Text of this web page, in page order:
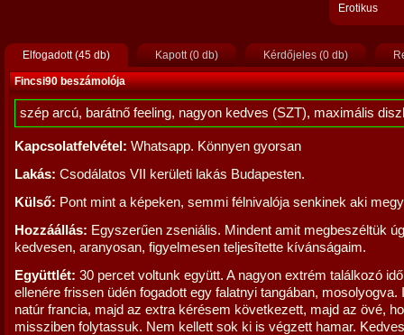
Erotikus
Elfogadott (45 db) Kapott (0 db) Kérdőjeles (0 db)
Fincsi90 beszámolója
szép arcú, barátnő feeling, nagyon kedves (SZT), maximális
Kapcsolatfelvétel: Whatsapp. Könnyen gyorsan
Lakás: Csodálatos VII kerületi lakás Budapesten.
Külső: Pont mint a képeken, semmi félnivalója senkinek aki
Hozzáállás: Egyszerűen zseniális. Mindent amit megbeszéltük
kedvesen, aranyosan, figyelmesen teljesîtette kívánságaim.
Együttlét: 30 percet voltunk együtt. A nagyon extrém találkozó
ellenére frissen üdén fogadott egy falatnyi tangában, mosolyogva.
natúr francia, majd az extra kérésem következett, majd az övé,
missziben folytassuk. Nem kellett sok ki is végzett hamar. Kedves